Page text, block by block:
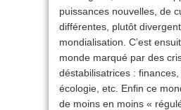
puissances nouvelles, de
différentes, plutôt
mondialisation. C’est
monde marqué par des
déstabilisatrices : finances,
écologie, etc. Enfin ce
de moins en moins «